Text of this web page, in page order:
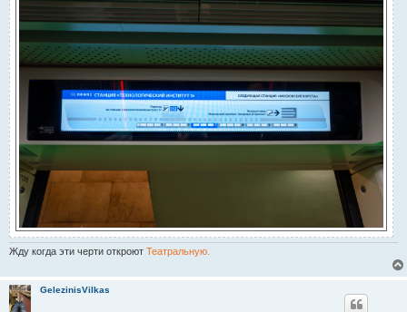
Жду когда эти черти откроют Театральную.
GelezinisVilkas